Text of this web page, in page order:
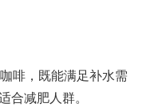
啡，既能满足补水需
合减肥人群。